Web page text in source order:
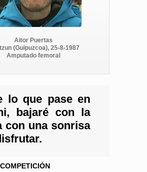
Aitor Puertas
(Guipuzcoa), 25-8-1987
Amputado femoral
lo que pase en
bajaré con la
con una sonrisa